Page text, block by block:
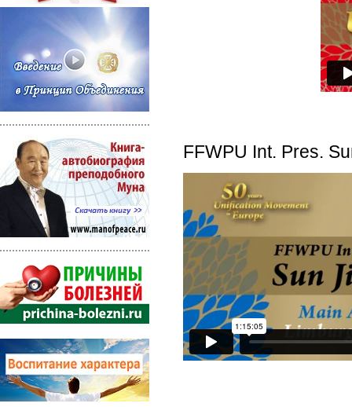
FFWPU Int. Pres.